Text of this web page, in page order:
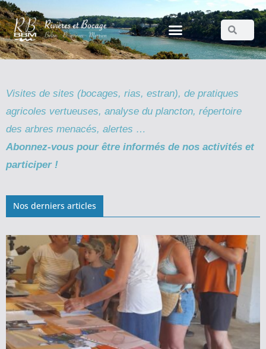
Visites de sites (bocages, rias, estran), de pratiques
agricoles vertueuses, analyse du plancton, répertoire
des arbres menacés, alertes …
Abonnez-vous pour être informés de nos activités et
participer !
Nos derniers articles